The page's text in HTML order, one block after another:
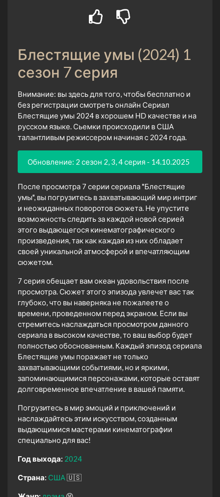
Блестящие умы (2024) 1
сезон 7 серия
Внимание: вы здесь для того, чтобы бесплатно и
без регистрации смотреть онлайн Сериал
Блестящие умы 2024 в хорошем HD качестве и на
русском языке. Сьемки происходили в США
талантливым режиссером начиная с 2024 года.
Обновление: 2 сезон 2, 3, 4 серия - 14.10.2025
После просмотра 7 серии сериала "Блестящие
умы", вы погрузитесь в захватывающий мир интриг
и неожиданных поворотов сюжета. Не упустите
возможность следить за каждой новой серией
этого выдающегося кинематографического
произведения, так как каждая из них обладает
своей уникальной атмосферой и впечатляющим
сюжетом.
7 серия обещает вам океан удовольствия после
просмотра. Сюжет этого эпизода увлечет вас так
глубоко, что вы наверняка не пожалеете о
времени, проведенном перед экраном. Если вы
стремитесь наслаждаться просмотром данного
сериала в высоком качестве, то ваш выбор будет
полностью обоснованным. Каждый эпизод сериала
Блестящие умы поражает не только
захватывающими событиями, но и яркими,
запоминающимися персонажами, которые оставят
долговременное впечатление в вашей памяти.
Погрузитесь в мир эмоций и приключений и
наслаждайтесь этим искусством, созданным
выдающимися мастерами кинематографии
специально для вас!
Год выхода: 2024
Страна: США 🇺🇸